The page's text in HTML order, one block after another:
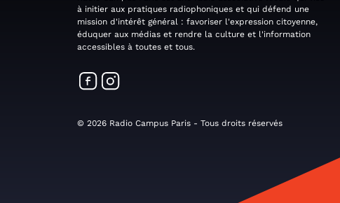
à initier aux pratiques radiophoniques et qui défend une
mission d'intérêt général : favoriser l'expression citoyenne,
éduquer aux médias et rendre la culture et l'information
accessibles à toutes et tous.
© 2026 Radio Campus Paris - Tous droits réservés